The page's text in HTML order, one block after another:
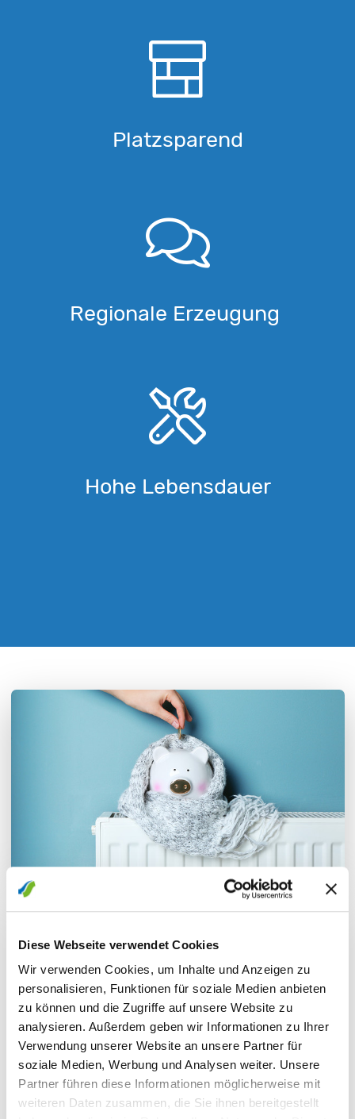
Diese Webseite verwendet Cookies
Wir verwenden Cookies, um Inhalte und Anzeigen zu
personalisieren, Funktionen für soziale Medien anbieten
zu können und die Zugriffe auf unsere Website zu
analysieren. Außerdem geben wir Informationen zu Ihrer
Verwendung unserer Website an unsere Partner für
soziale Medien, Werbung und Analysen weiter. Unsere
Partner führen diese Informationen möglicherweise mit
weiteren Daten zusammen, die Sie ihnen bereitgestellt
Platzsparend
Regionale Erzeugung
Hohe Lebensdauer
FERNWÄRME
Ihre Fördermöglichkeiten
Es bestehen zahlreiche Möglichkeiten zur
Unterstützung Ihres Heizungstausches.
MEHR ERFAHREN